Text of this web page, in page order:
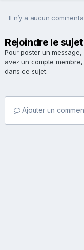
Il n’y a aucun
Rejoindre le
Pour poster un
avez un compte membre,
dans ce sujet.
Ajouter un